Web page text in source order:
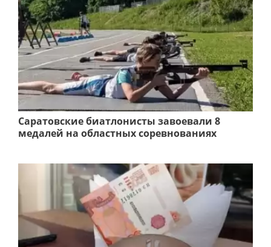
Саратовские биатлонисты завоевали 8
медалей на областных соревнованиях